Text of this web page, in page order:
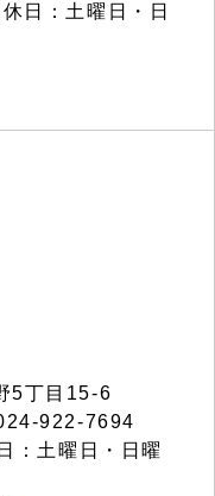
日：土曜日・日
5丁目15-6
922-7694
：土曜日・日曜